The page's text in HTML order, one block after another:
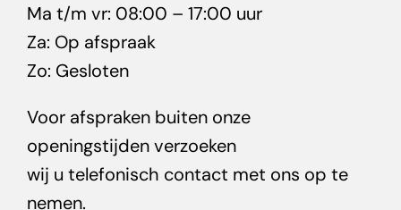
Ma t/m vr: 08:00 – 17:00 uur
Za: Op afspraak
Zo: Gesloten
Voor afspraken buiten onze
openingstijden verzoeken
wij u telefonisch contact met ons op te
nemen.